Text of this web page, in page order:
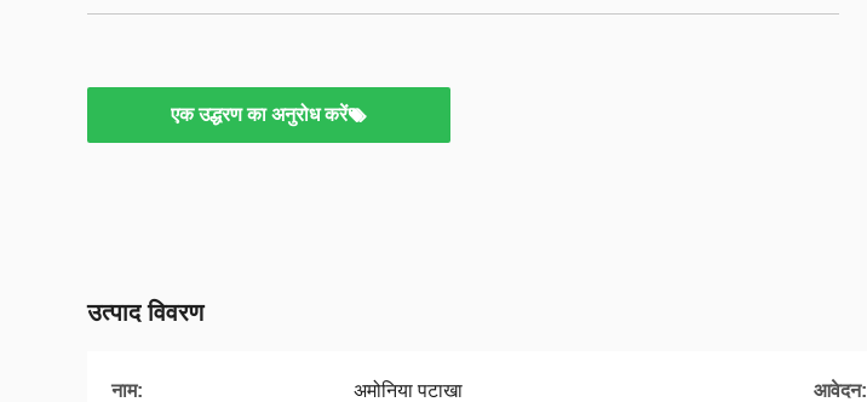
एक उद्धरण का अनुरोध करें
उत्पाद विवरण
नाम: अमोनिया पटाखा आवेदन: